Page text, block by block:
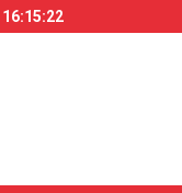
16:15:23